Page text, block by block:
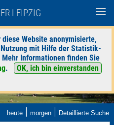
LEIPZIG
Website anonymisierte,
mit Hilfe der Statistik-
Informationen finden Sie
.
OK, ich bin einverstanden
heute | morgen | Detaillierte Suche